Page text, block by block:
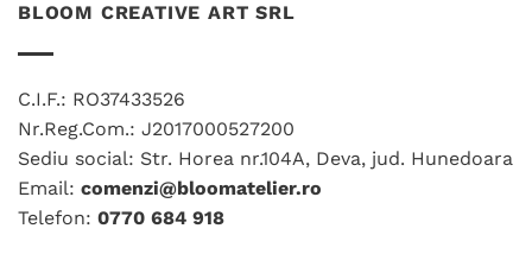
pot
alese
pagina
produsului.
pagina
BLOOM CREATIVE ART SRL
C.I.F.: RO37433526
Nr.Reg.Com.: J2017000527200
Sediu social: Str. Horea nr.104A, Deva, jud. Hunedoara
Email: comenzi@bloomatelier.ro
Telefon: 0770 684 918